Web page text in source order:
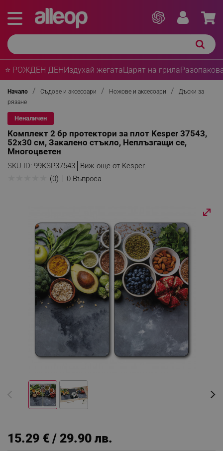
⭐ РОЖДЕН ДЕНИздухай жегатаЦарят на грила
Начало Съдове и аксесоари Ножове и аксесоари
Дъски за
рязане
Неналичен
Комплект 2 бр протектори за плот Kesper 37543,
52x30 см, Закалено стъкло, Неплъзгащи се,
Многоцветен
SKU ID: 99KSP37543 Виж още от Kesper
(0) 0 Въпроса
15.29 € / 29.90 лв.